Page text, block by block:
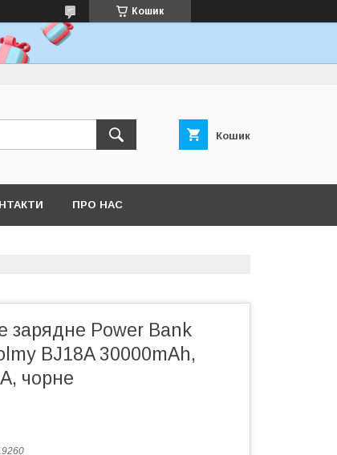
Кошик
Кошик
ПРО НАС
зарядне Power Bank
BJ18A 30000mAh,
чорне